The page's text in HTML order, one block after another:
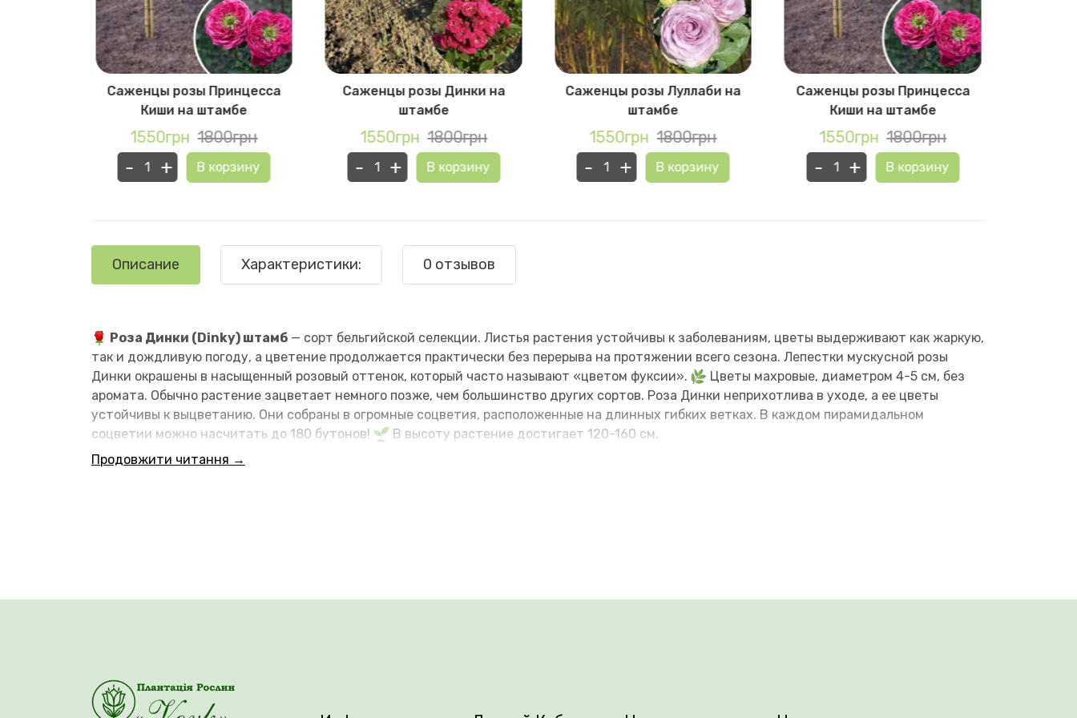
Саженцы розы Принцесса
Киши на штамбе
1550грн 1800грн
- + В корзину
Саженцы розы Динки на
штамбе
1550грн 1800грн
- + В корзину
Саженцы розы Луллаби на
штамбе
1550грн 1800грн
- + В корзину
Саженцы розы Принцесса
Киши на штамбе
1550грн 1800грн
- + В корзину
Описание Характеристики: 0 отзывов
Роза Динки (Dinky) штамб — сорт бельгийской селекции. Листья растения устойчивы к заболеваниям, цветы выдерживают как жаркую,
так и дождливую погоду, а цветение продолжается практически без перерыва на протяжении всего сезона. Лепестки мускусной розы
Динки окрашены в насыщенный розовый оттенок, который часто называют «цветом фуксии».
Цветы махровые, диаметром 4-5 см, без
аромата. Обычно растение зацветает немного позже, чем большинство других сортов. Роза Динки неприхотлива в уходе, а ее цветы
устойчивы к выцветанию. Они собраны в огромные соцветия, расположенные на длинных гибких ветках. В каждом пирамидальном
соцветии можно насчитать до 180 бутонов!
В высоту растение достигает 120-160 см.
необходимо укрывать саженцы агроволокном для защиты растения. При замерзании растения быстро восстанавливаются.
Штамбовые розы цветут немного раньше, чем другие виды, такие растения более устойчивы к морозам. Также, благодаря тому, что
Продовжити читання →